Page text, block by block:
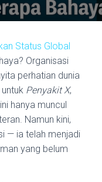
Status Global
Organisasi
perhatian dunia
Penyakit X,
hanya muncul
Namun kini,
— ia telah menjadi
yang belum